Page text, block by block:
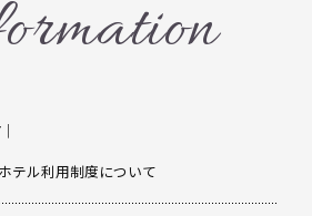
｜
テル利用制度について